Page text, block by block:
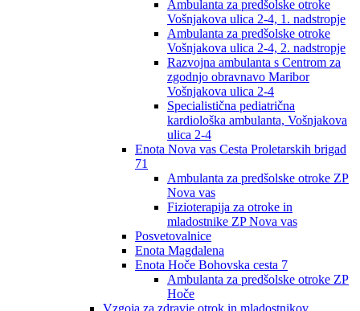
Ambulanta za predšolske otroke
Vošnjakova ulica 2-4, 1. nadstropje
Ambulanta za predšolske otroke
Vošnjakova ulica 2-4, 2. nadstropje
Razvojna ambulanta s Centrom za
zgodnjo obravnavo Maribor
Vošnjakova ulica 2-4
Specialistična pediatrična
kardiološka ambulanta, Vošnjakova
ulica 2-4
Enota Nova vas Cesta Proletarskih brigad
71
Ambulanta za predšolske otroke ZP
Nova vas
Fizioterapija za otroke in
mladostnike ZP Nova vas
Posvetovalnice
Enota Magdalena
Enota Hoče Bohovska cesta 7
Ambulanta za predšolske otroke ZP
Hoče
Vzgoja za zdravje otrok in mladostnikov